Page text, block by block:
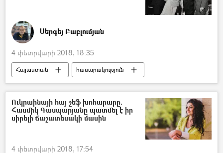
Սերգեյ Բաբլումյան
4 փետրվարի 2018, 18:35
Հայաստան
հասարակություն
Հեղինակներ
Ուկրաինայի հայ շեֆ խոհարարը.
Հասմիկ Գասպարյանը պատմել է իր
սիրելի ճաշատեսակի մասին
4 փետրվարի 2018, 17:54